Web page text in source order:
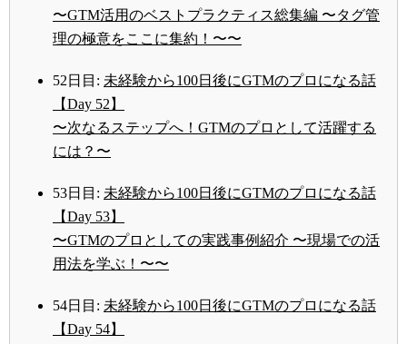
〜GTM活用のベストプラクティス総集編 〜タグ管
理の極意をここに集約！〜〜
52日目: 未経験から100日後にGTMのプロになる話
【Day 52】
〜次なるステップへ！GTMのプロとして活躍する
には？〜
53日目: 未経験から100日後にGTMのプロになる話
【Day 53】
〜GTMのプロとしての実践事例紹介 〜現場での活
用法を学ぶ！〜〜
54日目: 未経験から100日後にGTMのプロになる話
【Day 54】